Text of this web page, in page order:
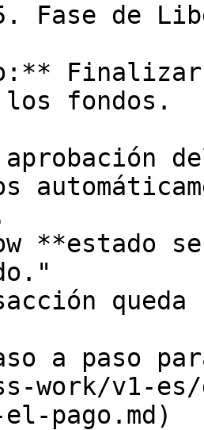
Fase de
Finalizar
fondos.
**estado
a paso
work/v1-es/
pago.md)